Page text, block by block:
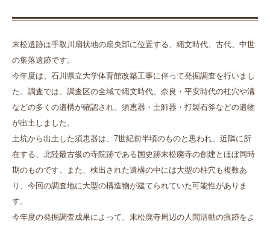
末松遺跡は手取川扇状地の扇央部に位置する、縄文時代、古代、中世
の集落遺跡です。
今年度は、石川県立大学体育館改築工事に伴って発掘調査を行いまし
た。調査では、調査区の全域で縄文時代、奈良・平安時代の柱穴や溝
などの多くの遺構が確認され、須恵器・土師器・打製石斧などの遺物
が出土しました。
土坑から出土した須恵器は、 7世紀前半頃のものと思われ、近隣に所
在する、北陸最古級の寺院跡である国史跡末松廃寺の創建とほぼ同時
期のものです。また、検出された遺構の中には大型の柱穴も複数あ
り、今回の調査地に大型の構造物が建てられていた可能性がありま
す。
今年度の発掘調査成果によって、末松廃寺周辺の人間活動の痕跡をよ